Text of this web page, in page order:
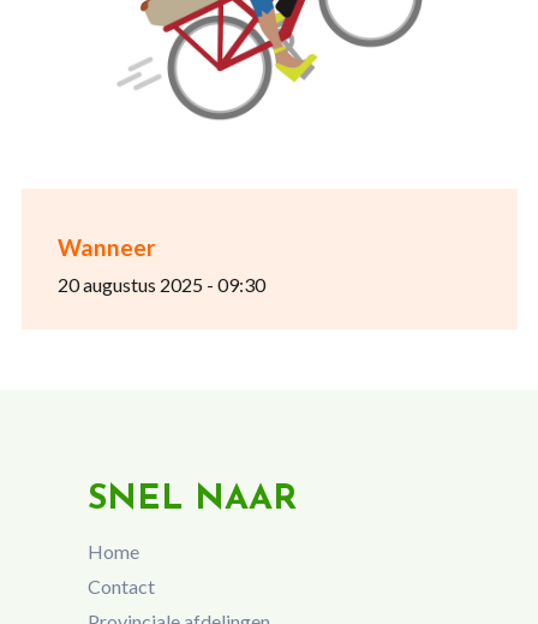
Wanneer
20 augustus 2025 - 09:30
SNEL NAAR
Home
Contact